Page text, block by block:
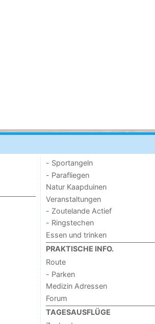
- Sportangeln
- Parafliegen
Natur Kaapduinen
Veranstaltungen
- Zoutelande Actief
- Ringstechen
Essen und trinken
PRAKTISCHE INFO.
Route
- Parken
Medizin Adressen
Forum
TAGESAUSFLÜGE